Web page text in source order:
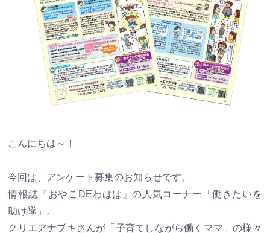
こんにちは～！
今回は、アンケート募集のお知らせです。
情報誌『おやこDEわはは』の人気コーナー「働きたいを
助け隊」。
クリエアナブキさんが「子育てしながら働くママ」の様々